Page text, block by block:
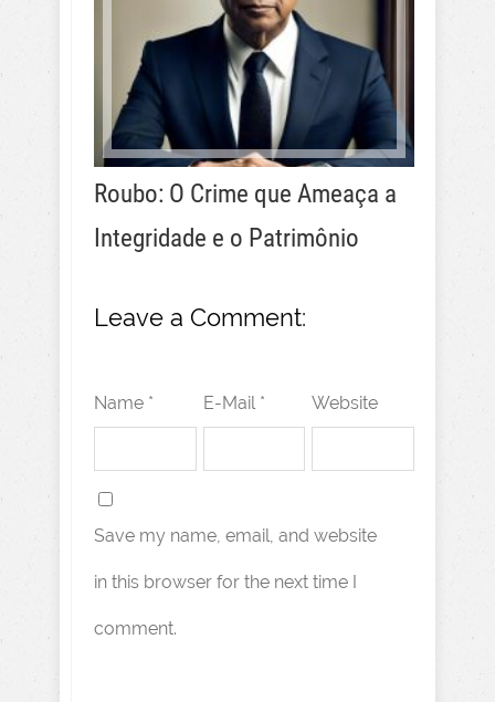
Roubo: O Crime que Ameaça a
Integridade e o Patrimônio
Leave a Comment:
Name * E-Mail * Website
Save my name, email, and website
in this browser for the next time I
comment.